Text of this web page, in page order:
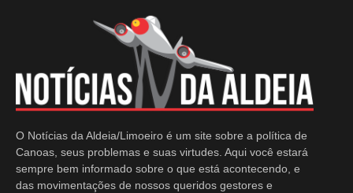
O Notícias da Aldeia/Limoeiro é um site sobre a política de
Canoas, seus problemas e suas virtudes. Aqui você estará
sempre bem informado sobre o que está acontecendo, e
das movimentações de nossos queridos gestores e